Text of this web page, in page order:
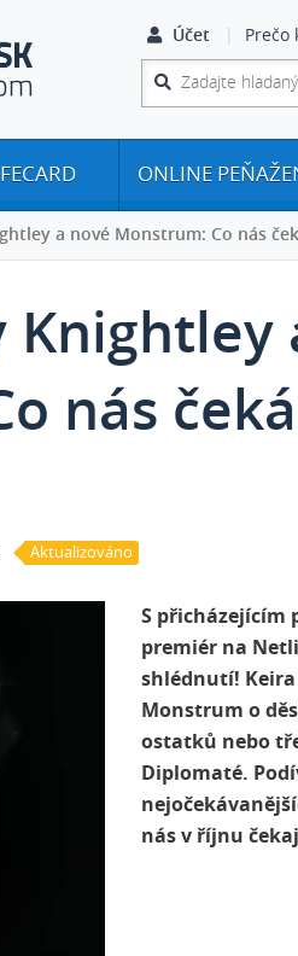
Účet Prečo
ONLINE
a nové Monstrum: Co nás
Knightley
nás
Aktualizováno
S přicházejícím
premiér na
shlédnutí!
Monstrum o
ostatků nebo
Diplomaté.
nás v říjnu